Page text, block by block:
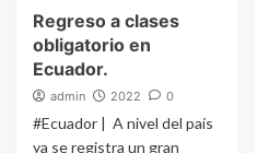
Regreso a clases
obligatorio en
Ecuador.
admin 2022 0
#Ecuador | A nivel del país
ya se registra un gran